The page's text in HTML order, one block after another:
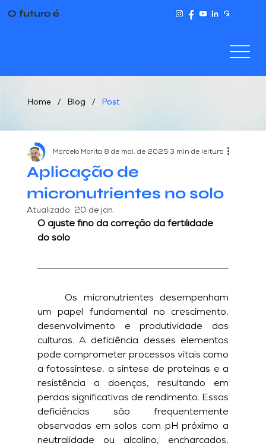
O futuro é
Home / Blog / Post
Aplicação de
micronutrientes no solo
Marcelo Morita 8 de mai. de 2025 3 min de leitura
Atualizado: 20 de jan.
O ajuste fino da correção da fertilidade
do solo
	Os micronutrientes desempenham
um papel fundamental no crescimento,
desenvolvimento e produtividade das
culturas. A deficiência desses elementos
pode comprometer processos vitais como
a fotossíntese, a síntese de proteínas e a
resistência a doenças, resultando em
perdas significativas de rendimento. Essas
deficiências são frequentemente
observadas em solos com pH próximo a
neutralidade ou alcalino, encharcados,